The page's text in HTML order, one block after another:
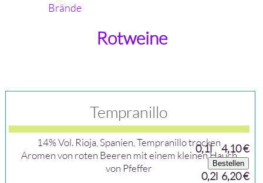
Brände
Rotweine
Tempranillo
14% Vol. Rioja, Spanien, Tempranillo trocken
Aromen von roten Beeren mit einem kleinen Hauch
von Pfeffer
0,1l 4,10 €
Bestellen
0,2l 6,20 €